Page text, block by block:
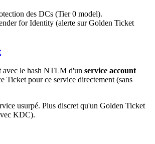
des DCs (Tier 0 model).
for Identity (alerte sur Golden Ticket
avec le hash NTLM d'un service account
Ticket pour ce service directement (sans
usurpé. Plus discret qu'un Golden Ticket
KDC).